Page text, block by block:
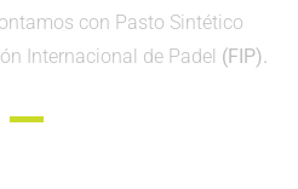
con Pasto Sintético
Internacional de Padel (FIP).